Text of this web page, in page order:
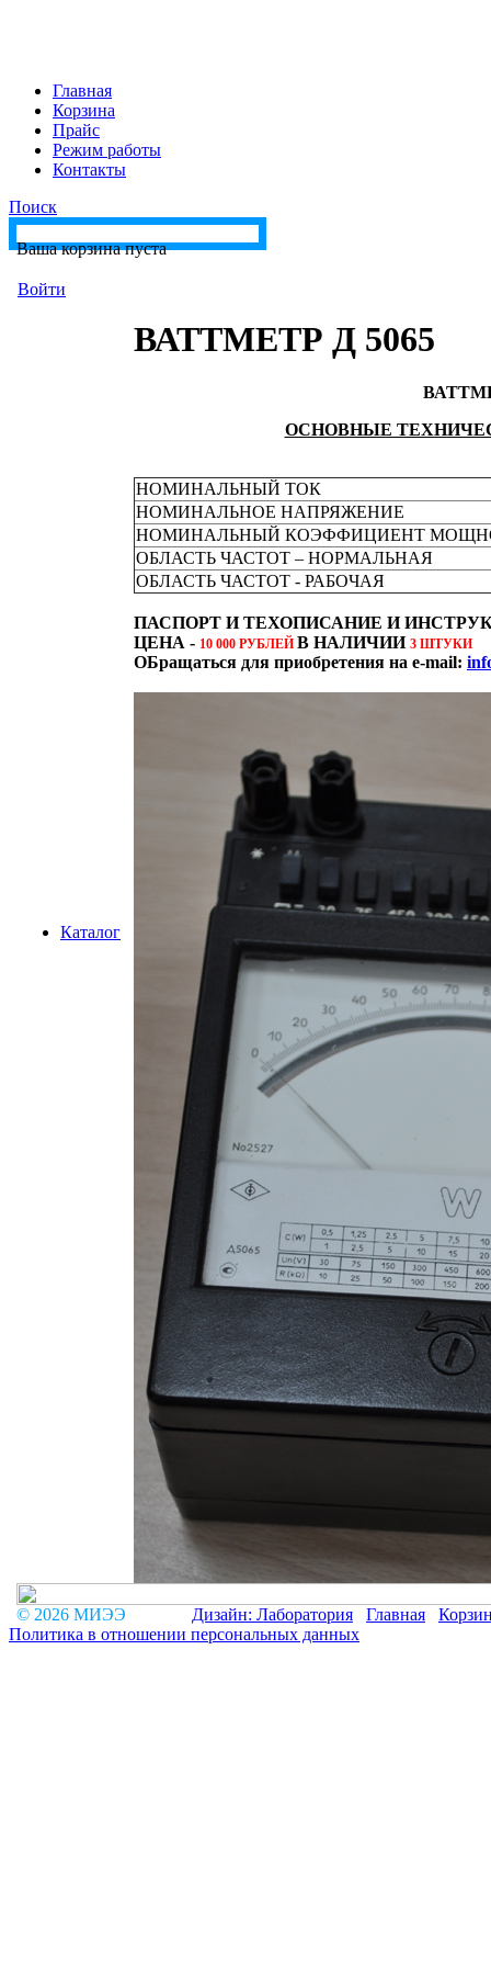
Главная
Корзина
Прайс
Режим работы
Контакты
Поиск
Ваша корзина пуста
Войти
Каталог
ВАТТМЕТР Д 5065
ОСНОВНЫЕ
НОМИНАЛЬНЫЙ ТОК
НОМИНАЛЬНОЕ НАПРЯЖЕНИЕ
НОМИНАЛЬНЫЙ КОЭФФИЦИЕНТ
ОБЛАСТЬ ЧАСТОТ – НОРМАЛЬНАЯ
ОБЛАСТЬ ЧАСТОТ - РАБОЧАЯ
ПАСПОРТ И ТЕХОПИСАНИЕ И
ЦЕНА - 10 000 РУБЛЕЙ В НАЛИЧИИ 3 ШТУКИ
ОБращаться для приобретения на e-mail:
© 2026 МИЭЭ Дизайн: Лаборатория Главная
Политика в отношении персональных данных